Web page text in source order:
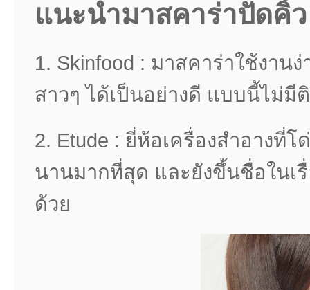
แนะนำมาสคาร่าปัดคิ้
1. Skinfood : มาสคาร่าใช้งาน
สาวๆ ได้เป็นอย่างดี แบบนี้ไม่มี
2. Etude : ยี่ห้อเครื่องสำอางที่
นานมากที่สุด และยังขึ้นชื่อในเ
ด้วย